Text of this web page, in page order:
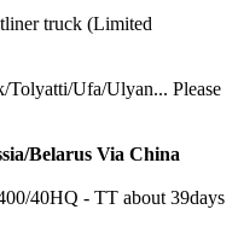
truck (Limited
Tolyatti/Ufa/Ulyan... Please
Belarus Via China
40HQ - TT about 39days